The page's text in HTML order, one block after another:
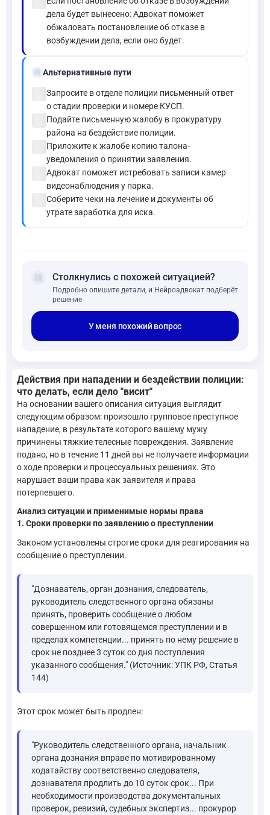
дела будет вынесено: Адвокат поможет
обжаловать постановление об отказе в
возбуждении дела, если оно будет.
alt_routeАльтернативные пути
Запросите в отделе полиции письменный ответ
о стадии проверки и номере КУСП.
Подайте письменную жалобу в прокуратуру
района на бездействие полиции.
Приложите к жалобе копию талона-
уведомления о принятии заявления.
Адвокат поможет истребовать записи камер
видеонаблюдения у парка.
Соберите чеки на лечение и документы об
утрате заработка для иска.
forum Столкнулись с похожей ситуацией?
Подробно опишите детали, и Нейроадвокат подберёт
решение
У меня похожий вопрос
Действия при нападении и бездействии полиции:
что делать, если дело "висит"
На основании вашего описания ситуация выглядит
следующим образом: произошло групповое преступное
нападение, в результате которого вашему мужу
причинены тяжкие телесные повреждения. Заявление
подано, но в течение 11 дней вы не получаете информации
о ходе проверки и процессуальных решениях. Это
нарушает ваши права как заявителя и права
потерпевшего.
Анализ ситуации и применимые нормы права
1. Сроки проверки по заявлению о преступлении
Законом установлены строгие сроки для реагирования на
сообщение о преступлении.
"Дознаватель, орган дознания, следователь,
руководитель следственного органа обязаны
принять, проверить сообщение о любом
совершенном или готовящемся преступлении и в
пределах компетенции... принять по нему решение в
срок не позднее 3 суток со дня поступления
указанного сообщения." (Источник: УПК РФ, Статья
144)
Этот срок может быть продлен:
"Руководитель следственного органа, начальник
органа дознания вправе по мотивированному
ходатайству соответственно следователя,
дознавателя продлить до 10 суток срок... При
необходимости производства документальных
проверок, ревизий, судебных экспертиз... прокурор